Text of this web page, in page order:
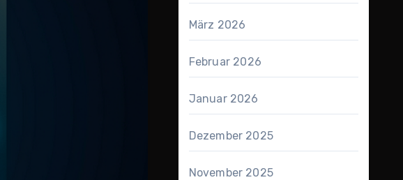
März 2026
Februar 2026
Januar 2026
Dezember 2025
November 2025